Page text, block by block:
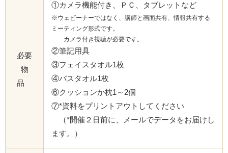
必要
物
品
①カメラ機能付き、ＰＣ、タブレットなど
※ウェビーナーではなく、講師と画面共有、情報共有する
ミーティング形式です。
カメラ付き視聴が必要です。
②筆記用具
③フェイスタオル1枚
④バスタオル1枚
⑥クッションか枕1～2個
⑦*資料をプリントアウトしてください
（*開催２日前に、メールでデータをお届けし
ます。）